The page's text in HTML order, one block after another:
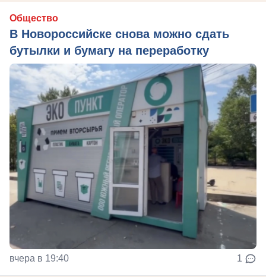
Общество
В Новороссийске снова можно сдать
бутылки и бумагу на переработку
вчера в 19:40 1